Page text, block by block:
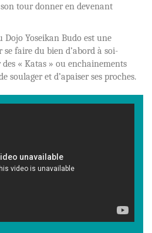
tour donner en devenant
Yoseikan Budo est une
faire du bien d’abord à soi-
« Katas » ou enchainements
soulager et d’apaiser ses proches.